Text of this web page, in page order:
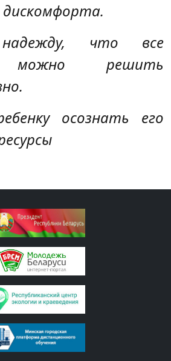
дискомфорта.
надежду, что все
можно решить
осознать его